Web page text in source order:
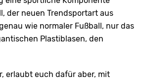
der neuen Trendsportart aus
wie normaler Fußball, nur das
Plastiblasen, den
erlaubt euch dafür aber, mit